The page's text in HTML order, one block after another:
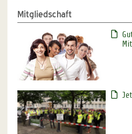
Mitgliedschaft